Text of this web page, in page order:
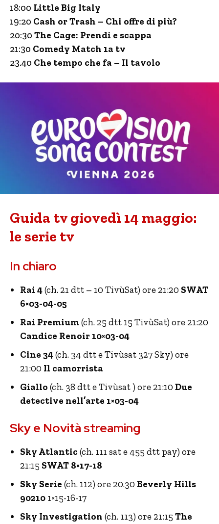
18:00 Little Big Italy
19:20 Cash or Trash – Chi offre di più?
20:30 The Cage: Prendi e scappa
21:30 Comedy Match 1a tv
23.40 Che tempo che fa – Il tavolo
Guida tv giovedì 14 maggio:
le serie tv
In chiaro
Rai 4(ch. 21 dtt – 10 TivùSat) ore 21:20 SWAT
6×03-04-05
Rai Premium(ch. 25 dtt 15 TivùSat) ore 21:20
Candice Renoir 10×03-04
Cine 34(ch. 34 dtt e Tivùsat 327 Sky) ore
21:00 Il camorrista
Giallo (ch. 38 dtt e Tivùsat ) ore 21:10 Due
detective nell’arte 1×03-04
Sky e Novità streaming
Sky Atlantic (ch. 111 sat e 455 dtt pay) ore
21:15 SWAT 8×17-18
Sky Serie (ch. 112) ore 20.30 Beverly Hills
90210 1×15-16-17
Sky Investigation (ch. 113) ore 21:15 The